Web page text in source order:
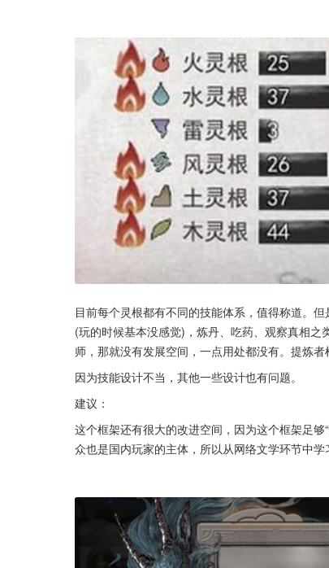
目前每个灵根都有不同的技能体系，值得称道。
(玩的时候基本没感觉)，炼丹、吃药、观察真相
师，那就没有发展空间，一点用处都没有。提炼者
因为技能设计不当，其他一些设计也有问题。
建议：
这个框架还有很大的改进空间，因为这个框架足
众也是国内玩家的主体，所以从网络文学环节中